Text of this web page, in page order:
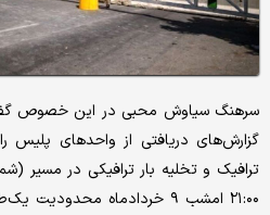
سرهنگ سیاوش محبی در این خصوص
گزارش‌های دریافتی از واحدهای
ترافیک و تخلیه بار ترافیکی در مسیر
۲۱:۰۰ امشب ۹ خردادماه